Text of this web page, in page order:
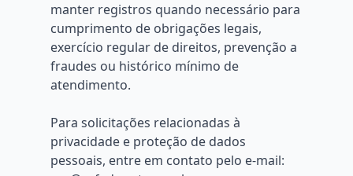
manter registros quando necessário para
cumprimento de obrigações legais,
exercício regular de direitos, prevenção a
fraudes ou histórico mínimo de
atendimento.
Para solicitações relacionadas à
privacidade e proteção de dados
pessoais, entre em contato pelo e-mail: